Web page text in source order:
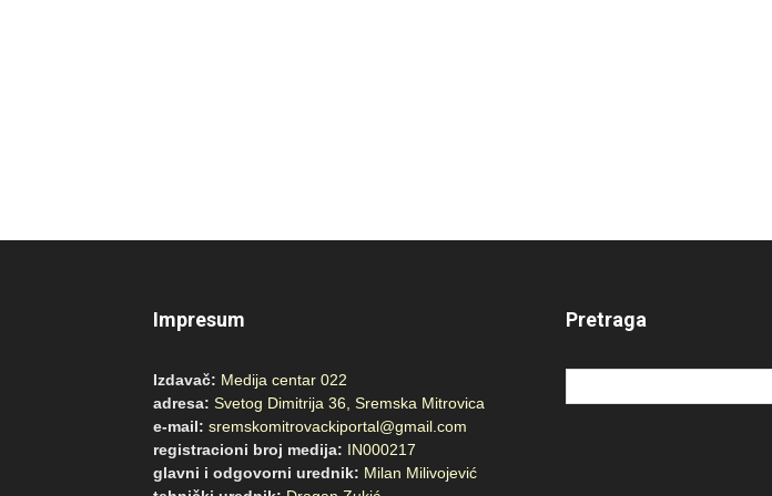
Impresum
Izdavač: Medija centar 022
adresa: Svetog Dimitrija 36, Sremska Mitrovica
e-mail: sremskomitrovackiportal@gmail.com
registracioni broj medija: IN000217
glavni i odgovorni urednik: Milan Milivojević
Pretraga